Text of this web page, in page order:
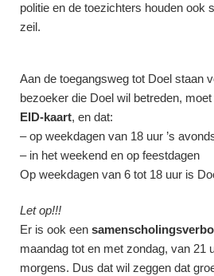
politie en de toezichters houden ook
zeil.
Aan de toegangsweg tot Doel staan
bezoeker die Doel wil betreden,
EID-kaart, en dat:
– op weekdagen van 18 uur ’s
– in het weekend en op feestdagen
Op weekdagen van 6 tot 18 uur is
Let op!!!
Er is ook een
maandag tot en met zondag, van 21
morgens. Dus dat wil zeggen dat